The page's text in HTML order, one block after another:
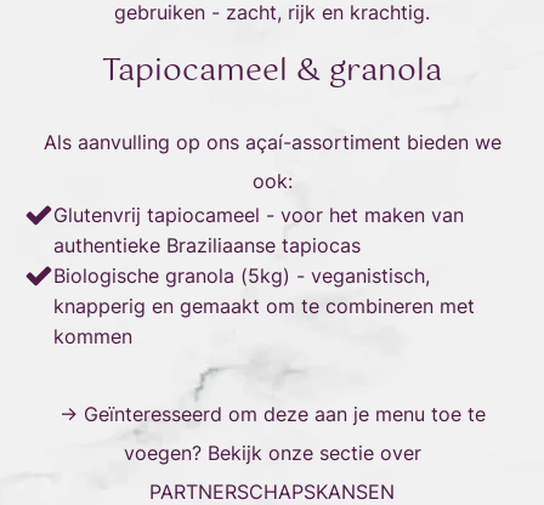
gebruiken - zacht, rijk en krachtig.
Tapiocameel & granola
Als aanvulling op ons açaí-assortiment bieden we
ook:
Glutenvrij tapiocameel - voor het maken van
authentieke Braziliaanse tapiocas
Biologische granola (5kg) - veganistisch,
knapperig en gemaakt om te combineren met
kommen
→ Geïnteresseerd om deze aan je menu toe te
voegen? Bekijk onze sectie over
PARTNERSCHAPSKANSEN